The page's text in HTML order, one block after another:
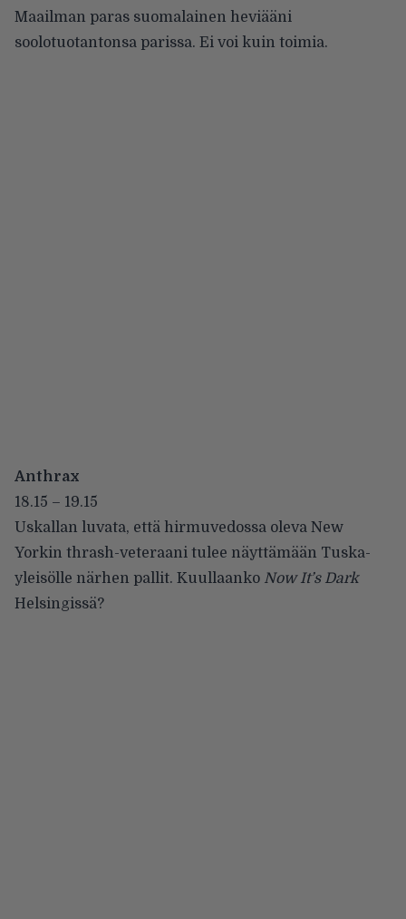
Maailman paras suomalainen heviääni
soolotuotantonsa parissa. Ei voi kuin toimia.
Anthrax
18.15 – 19.15
Uskallan luvata, että hirmuvedossa oleva New
Yorkin thrash-veteraani tulee näyttämään Tuska-
yleisölle närhen pallit. Kuullaanko Now It’s Dark
Helsingissä?